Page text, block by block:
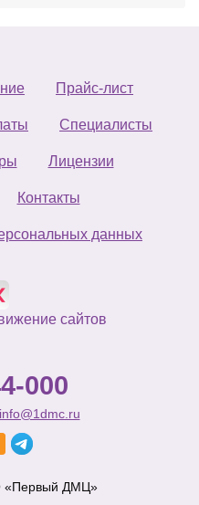
Прайс-лист
Специалисты
Лицензии
Контакты
данных
сайтов
000
info@1dmc.ru
«Первый ДМЦ»